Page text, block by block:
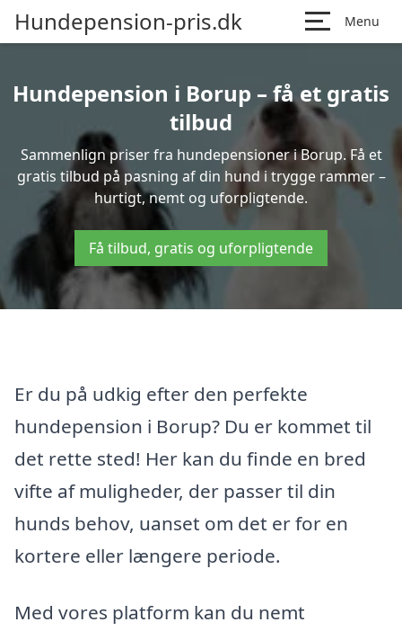
Hundepension-pris.dk Menu
Hundepension i Borup – få et gratis
tilbud
Sammenlign priser fra hundepensioner i Borup. Få et
gratis tilbud på pasning af din hund i trygge rammer –
hurtigt, nemt og uforpligtende.
Få tilbud, gratis og uforpligtende
Er du på udkig efter den perfekte
hundepension i Borup? Du er kommet til
det rette sted! Her kan du finde en bred
vifte af muligheder, der passer til din
hunds behov, uanset om det er for en
kortere eller længere periode.
Med vores platform kan du nemt